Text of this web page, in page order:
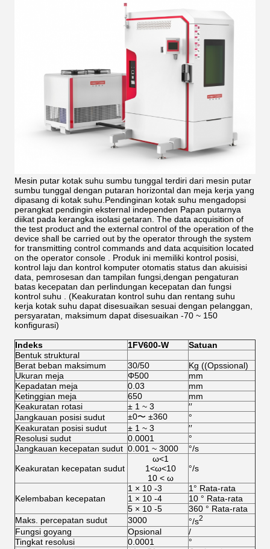
Mesin putar kotak suhu sumbu tunggal terdiri dari mesin putar
sumbu tunggal dengan putaran horizontal dan meja kerja yang
dipasang di kotak suhu.Pendinginan kotak suhu mengadopsi
perangkat pendingin eksternal independen Papan putarnya
diikat pada kerangka isolasi getaran. The data acquisition of
the test product and the external control of the operation of the
device shall be carried out by the operator through the system
for transmitting control commands and data acquisition located
on the operator console . Produk ini memiliki kontrol posisi,
kontrol laju dan kontrol komputer otomatis status dan akuisisi
data, pemrosesan dan tampilan fungsi,dengan pengaturan
batas kecepatan dan perlindungan kecepatan dan fungsi
kontrol suhu . (Keakuratan kontrol suhu dan rentang suhu
kerja kotak suhu dapat disesuaikan sesuai dengan pelanggan,
persyaratan, maksimum dapat disesuaikan -70 ~ 150
konfigurasi)
Indeks 1FV600-W
Satuan
Bentuk struktural
Berat beban maksimum
30/50
Kg ((Opssional)
Ukuran meja
Φ500
mm
Kepadatan meja
0.03
mm
Ketinggian meja
650
mm
Keakuratan rotasi
± 1 ~ 3
′′
Jangkauan posisi sudut
±0〜 ±360
°
Keakuratan posisi sudut
± 1 ~ 3
′′
Resolusi sudut
0.0001
°
Jangkauan kecepatan sudut 0.001 ~ 3000 °/s
Keakuratan kecepatan sudut
ω<1
1<ω<10
10 < ω
°/s
Kelembaban kecepatan
1 × 10 -3
1° Rata-rata
1 × 10 -4
10 ° Rata-rata
5 × 10 -5
360 ° Rata-rata
Maks. percepatan sudut
3000 °/s2
Fungsi goyang Opsional
/
Tingkat resolusi
0.0001
°